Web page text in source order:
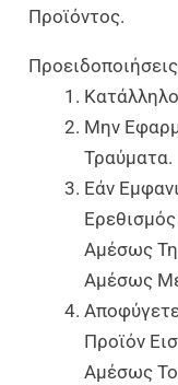
Προϊόντος.
Προειδοποιήσεις
Μην
Τραύματα.
Εάν
Αμέσως
Αμέσως
Προϊόν
Αμέσως